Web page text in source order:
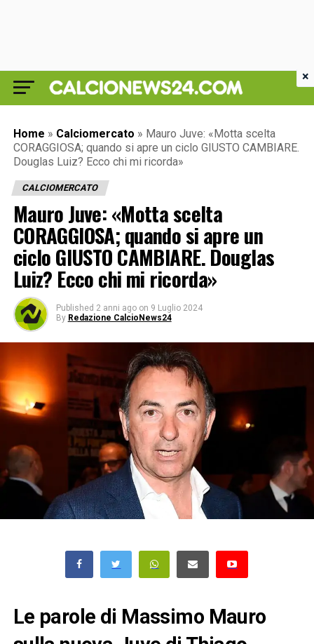
Home » Calciomercato » Mauro Juve: «Motta scelta
CORAGGIOSA; quando si apre un ciclo GIUSTO CAMBIARE.
Douglas Luiz? Ecco chi mi ricorda»
CALCIOMERCATO
Mauro Juve: «Motta scelta
CORAGGIOSA; quando si apre un
ciclo GIUSTO CAMBIARE. Douglas
Luiz? Ecco chi mi ricorda»
Published 2 anni ago on 9 Luglio 2024
By Redazione CalcioNews24
Le parole di Massimo Mauro
×